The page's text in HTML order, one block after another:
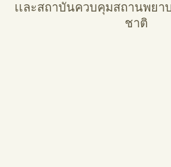
เเละสถาบันควบคุมสถานพยา
ชาติ